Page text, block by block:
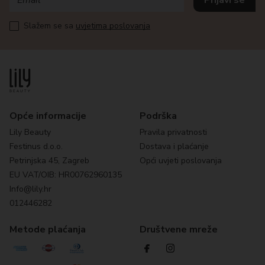
Opće informacije
Lily Beauty
Festinus d.o.o.
Petrinjska 45, Zagreb
EU VAT/OIB: HR00762960135
Info@lily.hr
012446282
Podrška
Pravila privatnosti
Dostava i plaćanje
Opći uvjeti poslovanja
Metode plaćanja Društvene mreže
Slažem se sa uvjetima poslovanja